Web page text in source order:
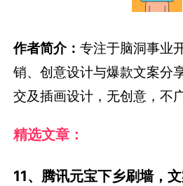
作者简介：专注于脑洞事业
销、创意设计与爆款文案分
交及插画设计，无创意，不
精选文章：
11、腾讯元宝下乡刷墙，